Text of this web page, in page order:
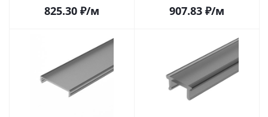
825.30 ₽/м 907.83 ₽/м